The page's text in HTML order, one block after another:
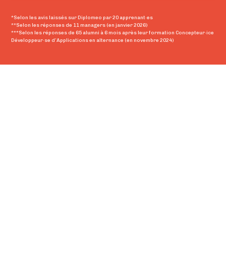
*Selon les avis laissés sur Diplomeo par 20 apprenant·es
**Selon les réponses de 11 managers (en janvier 2026)
***Selon les réponses de 65 alumni à 6 mois après leur formation Concepteur·ice
Développeur·se d’Applications en alternance (en novembre 2024)